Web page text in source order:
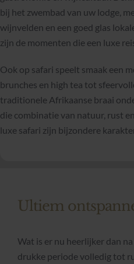
bij het zwembad van uw lodge,
wijnvelden en een goed glas
zijn de momenten die een luxe
Ook op safari speelt smaak een
brunches en high tea tot
traditionele Afrikaanse braai
die combinatie van natuur, rust
luxe safari zijn bijzondere
Ultiem
Wat is er nu heerlijker dan
drukke periode volledig tot